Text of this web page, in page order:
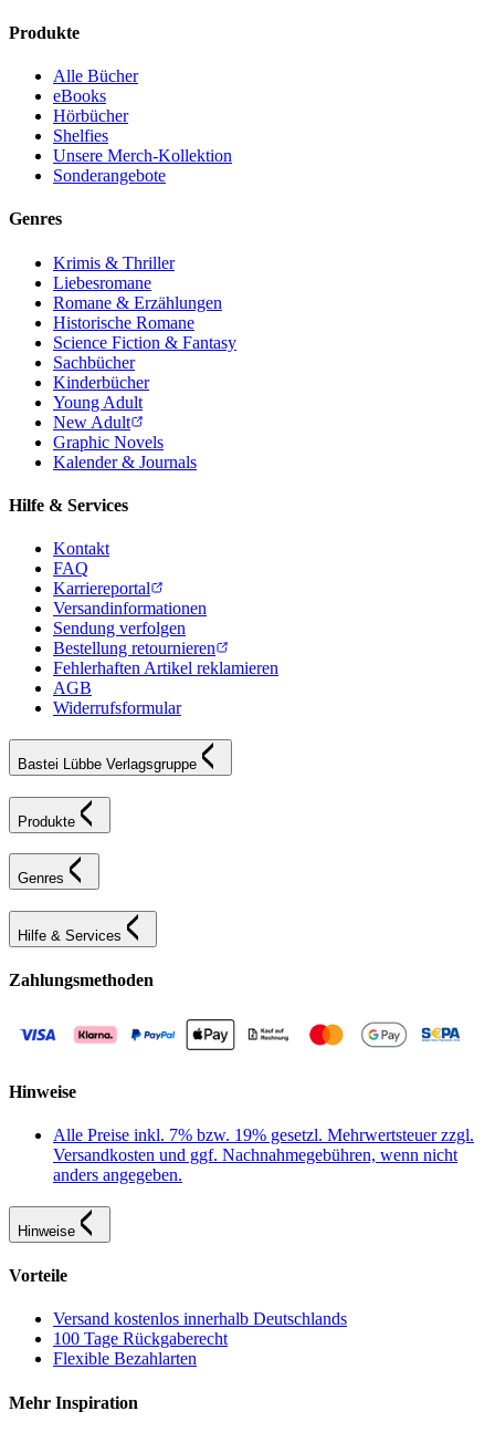
Produkte
Alle Bücher
eBooks
Hörbücher
Shelfies
Unsere Merch-Kollektion
Sonderangebote
Genres
Krimis & Thriller
Liebesromane
Romane & Erzählungen
Historische Romane
Science Fiction & Fantasy
Sachbücher
Kinderbücher
Young Adult
New Adult
Graphic Novels
Kalender & Journals
Hilfe & Services
Kontakt
FAQ
Karriereportal
Versandinformationen
Sendung verfolgen
Bestellung retournieren
Fehlerhaften Artikel reklamieren
AGB
Widerrufsformular
Bastei Lübbe Verlagsgruppe
Produkte
Genres
Hilfe & Services
Zahlungsmethoden
Hinweise
Alle Preise inkl. 7% bzw. 19% gesetzl. Mehrwertsteuer zzgl.
Versandkosten und ggf. Nachnahmegebühren, wenn nicht
anders angegeben.
Hinweise
Vorteile
Versand kostenlos innerhalb Deutschlands
100 Tage Rückgaberecht
Flexible Bezahlarten
Mehr Inspiration